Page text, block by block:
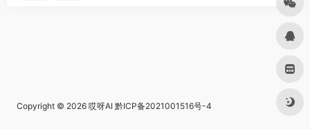
Copyright © 2026 哎呀AI 黔ICP备2021001516号-4